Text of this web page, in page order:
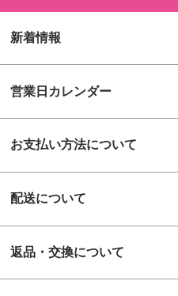
新着情報
営業日カレンダー
お支払い方法について
配送について
返品・交換について